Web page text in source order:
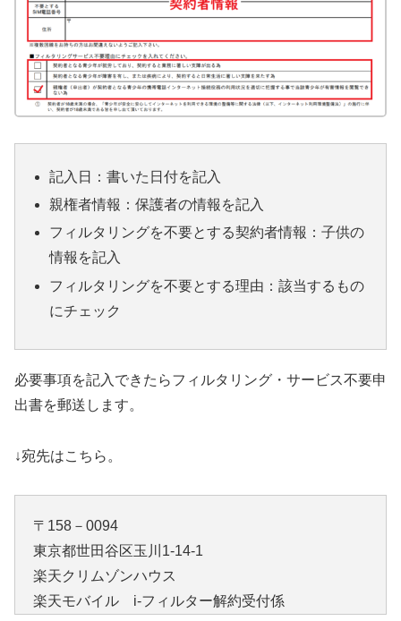
記入日：書いた日付を記入
親権者情報：保護者の情報を記入
フィルタリングを不要とする契約者情報：子供の
情報を記入
フィルタリングを不要とする理由：該当するもの
にチェック
必要事項を記入できたらフィルタリング・サービス不要申
出書を郵送します。
↓宛先はこちら。
〒158－0094
東京都世田谷区玉川1-14-1
楽天クリムゾンハウス
楽天モバイル i-フィルター解約受付係